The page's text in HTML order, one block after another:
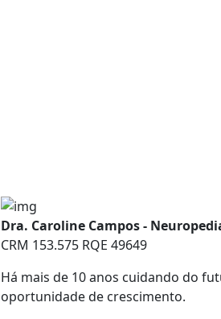
Dra. Caroline Campos -
CRM 153.575 RQE 49649
Há mais de 10 anos cuidando do
oportunidade de crescimento.